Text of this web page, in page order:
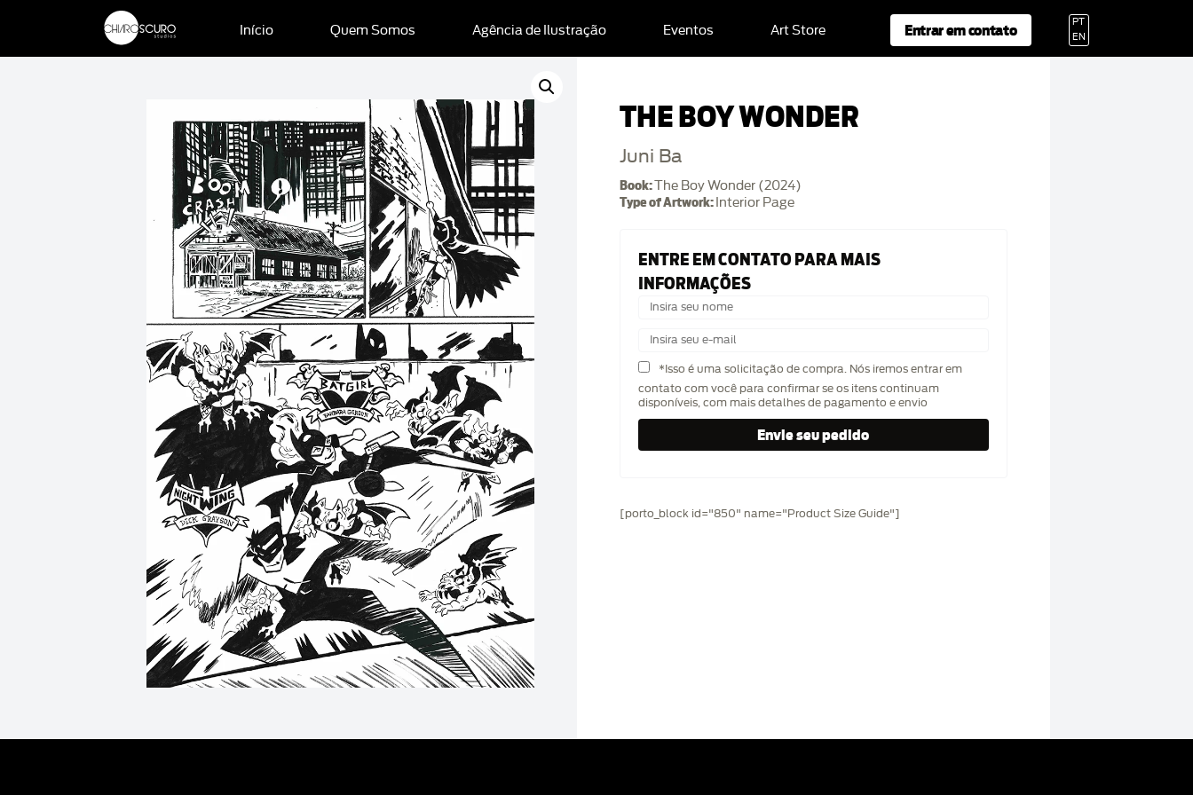
Início Quem Somos Agência de Ilustração Eventos Art Store Entrar em contato
PT
EN
THE BOY WONDER
Juni Ba
Book:The Boy Wonder (2024)
Type of Artwork: Interior Page
ENTRE EM CONTATO PARA MAIS
INFORMAÇÕES
*Isso é uma solicitação de compra. Nós iremos entrar em
contato com você para confirmar se os itens continuam
disponíveis, com mais detalhes de pagamento e envio
[porto_block id="850" name="Product Size Guide"]